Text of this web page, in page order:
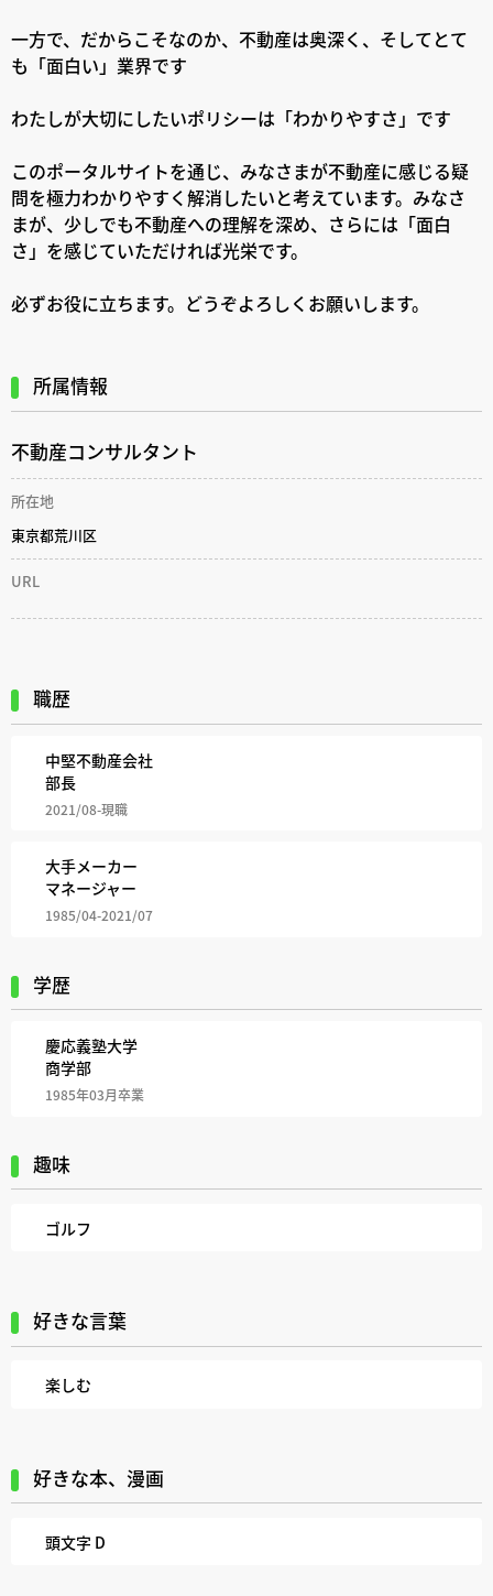
一方で、だからこそなのか、不動産は奥深く、そしてとて
も「面白い」業界です
わたしが大切にしたいポリシーは「わかりやすさ」です
このポータルサイトを通じ、みなさまが不動産に感じる疑
問を極力わかりやすく解消したいと考えています。みなさ
まが、少しでも不動産への理解を深め、さらには「面白
さ」を感じていただければ光栄です。
必ずお役に立ちます。どうぞよろしくお願いします。
所属情報
不動産コンサルタント
所在地
東京都荒川区
URL
職歴
中堅不動産会社
部長
2021/08-現職
大手メーカー
マネージャー
1985/04-2021/07
学歴
慶応義塾大学
商学部
1985年03月卒業
趣味
ゴルフ
好きな言葉
楽しむ
好きな本、漫画
頭文字 D